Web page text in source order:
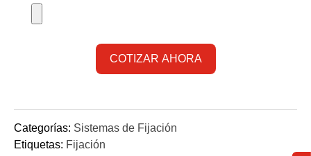
Categorías: Sistemas de Fijación
Etiquetas: Fijación